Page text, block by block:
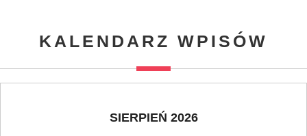
KALENDARZ WPISÓW
SIERPIEŃ 2026